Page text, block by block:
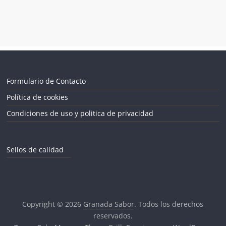
Formulario de Contacto
Política de cookies
Condiciones de uso y politica de privacidad
Sellos de calidad
Copyright © 2026 Granada Sabor. Todos los derechos
reservados.